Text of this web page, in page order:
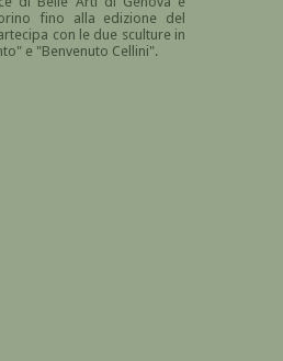
fino alla edizione del
con le due sculture in
e "Benvenuto Cellini".